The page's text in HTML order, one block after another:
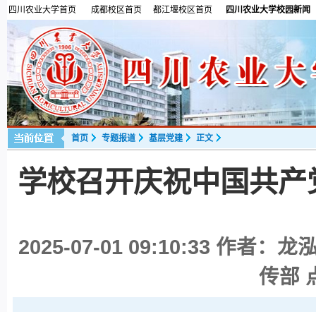
四川农业大学首页 成都校区首页 都江堰校区首页 四川农业大学校园新闻
首页 专题报道 基层党建 正文
学校召开庆祝中国共
2025-07-01 09:10:33 作者：龙
传部